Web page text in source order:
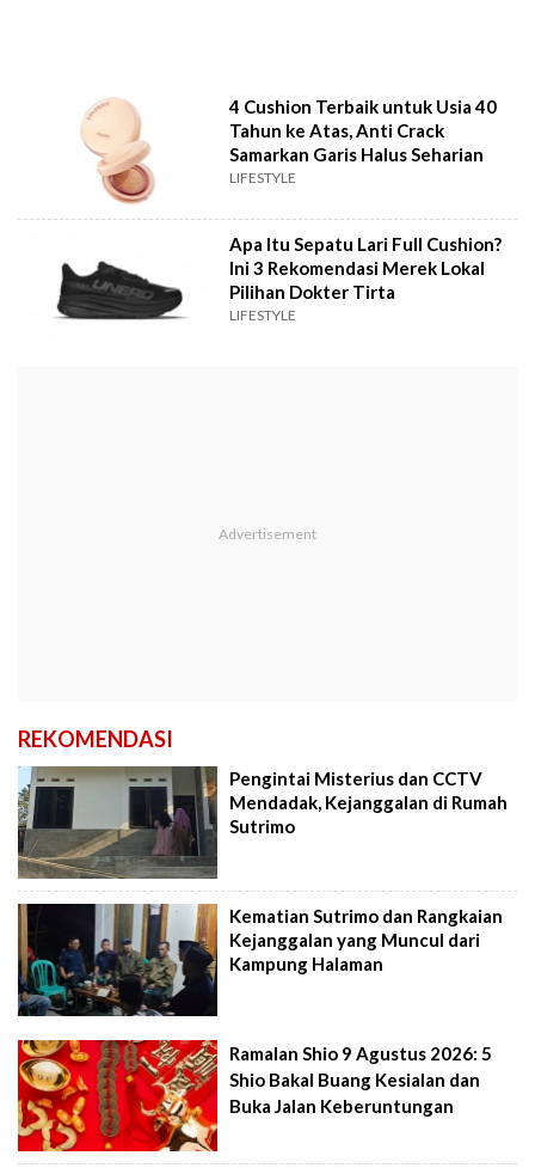
4 Cushion Terbaik untuk Usia 40
Tahun ke Atas, Anti Crack
Samarkan Garis Halus Seharian
LIFESTYLE
Apa Itu Sepatu Lari Full Cushion?
Ini 3 Rekomendasi Merek Lokal
Pilihan Dokter Tirta
LIFESTYLE
REKOMENDASI
Pengintai Misterius dan CCTV
Mendadak, Kejanggalan di Rumah
Sutrimo
Kematian Sutrimo dan Rangkaian
Kejanggalan yang Muncul dari
Kampung Halaman
Ramalan Shio 9 Agustus 2026: 5
Shio Bakal Buang Kesialan dan
Buka Jalan Keberuntungan